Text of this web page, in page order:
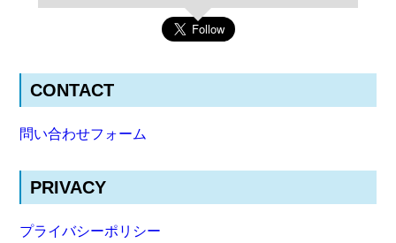
CONTACT
問い合わせフォーム
PRIVACY
プライバシーポリシー